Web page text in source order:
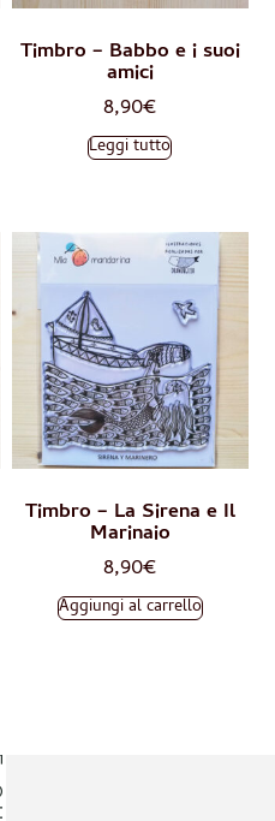
Timbro – Babbo e i suoi
amici
8,90€
Leggi tutto
Timbro – La Sirena e Il
Marinaio
8,90€
Aggiungi al carrello